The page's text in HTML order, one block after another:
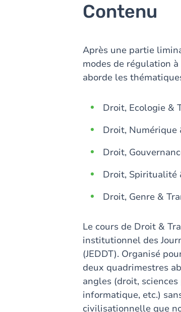
Contenu
Après une partie
modes de régulation
aborde les
Droit, Ecologie &
Droit, Numérique
Droit,
Droit, Spiritualité
Droit, Genre &
Le cours de Droit &
institutionnel des
(JEDDT). Organisé
deux quadrimestres
angles (droit,
informatique, etc.)
civilisationnelle que